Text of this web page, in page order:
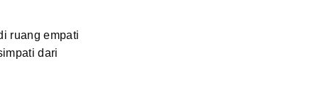
ruang empati
dari